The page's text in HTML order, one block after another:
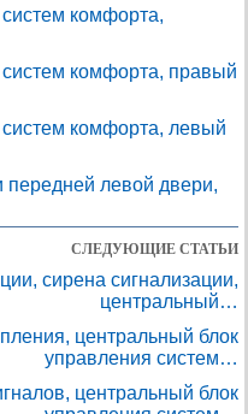
комфорта,
комфорта, правый
комфорта, левый
передней левой двери,
СЛЕДУЮЩИЕ СТАТЬИ
сирена сигнализации,
центральный…
центральный блок
управления систем…
центральный блок